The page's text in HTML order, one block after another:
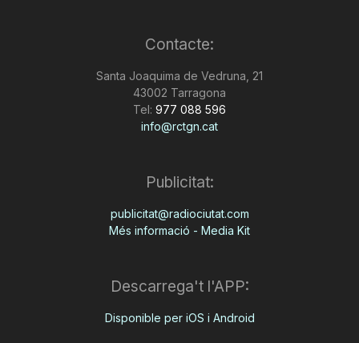
Contacte:
Santa Joaquima de Vedruna, 21
43002 Tarragona
Tel: 977 088 596
info@rctgn.cat
Publicitat:
publicitat@radiociutat.com
Més informació - Media Kit
Descarrega't l'APP:
Disponible per iOS i Android